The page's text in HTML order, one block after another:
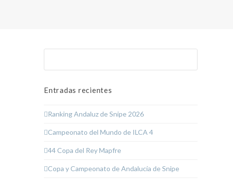
Entradas recientes
Ranking Andaluz de Snipe 2026
Campeonato del Mundo de ILCA 4
44 Copa del Rey Mapfre
Copa y Campeonato de Andalucía de Snipe